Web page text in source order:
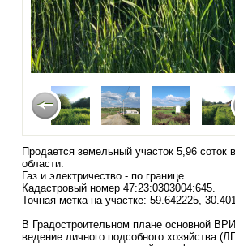
Продается земельный участок 5,96 соток
области.
Газ и электричество - по границе.
Кадастровый номер 47:23:0303004:645.
Точная метка на участке: 59.642225,
В Градостроительном плане основной
ведение личного подсобного хозяйства